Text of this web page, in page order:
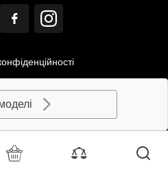
LIEBHERR в Україні.